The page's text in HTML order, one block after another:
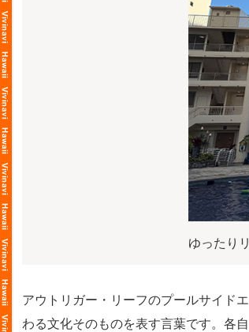
ゆったり
アウトリガー・リーフのプールサイド
わる文化そのものを表す言葉です。各